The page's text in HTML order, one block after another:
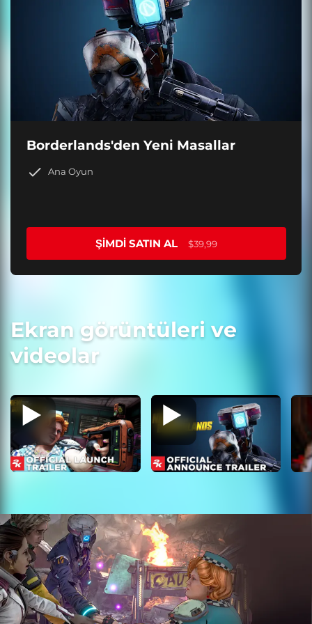
Borderlands'den Yeni Masallar
Ana Oyun
ŞIMDI SATIN AL $39,99
Ekran görüntüleri ve
videolar